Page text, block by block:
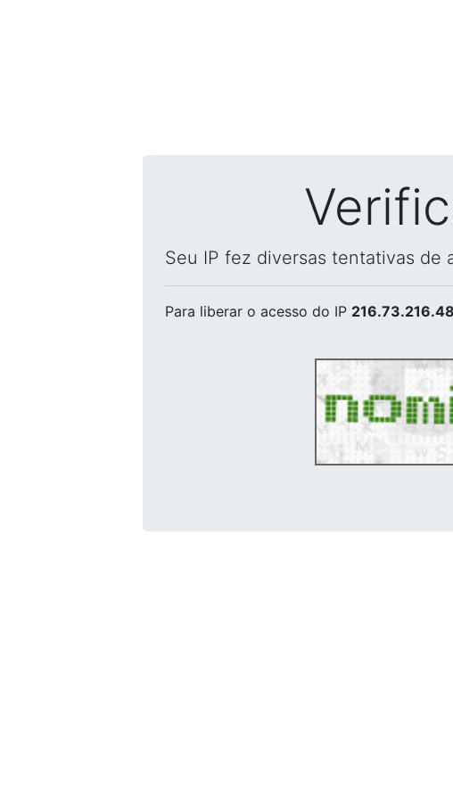
Seu IP fez diversas tentativas de
Para liberar o acesso do IP 216.73.216.48